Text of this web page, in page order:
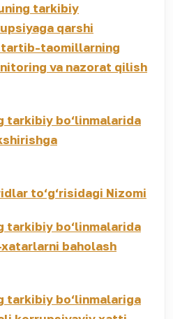
tarkibiy
qarshi
tartib-taomillarning
va nazorat qilish
tarkibiy bo‘linmalarida
to‘g‘risidagi Nizomi
tarkibiy bo‘linmalarida
baholash
tarkibiy bo‘linmalariga